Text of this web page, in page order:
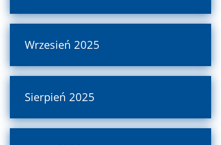
Wrzesień 2025
Sierpień 2025